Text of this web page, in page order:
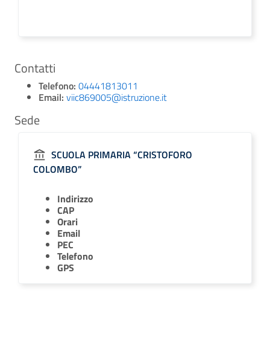
Contatti
Telefono: 04441813011
Email: viic869005@istruzione.it
Sede
SCUOLA PRIMARIA “CRISTOFORO
COLOMBO”
Indirizzo
CAP
Orari
Email
PEC
Telefono
GPS